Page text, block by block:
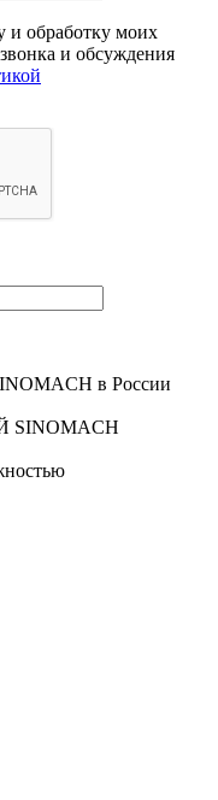
и обработку моих
и обсуждения
в России